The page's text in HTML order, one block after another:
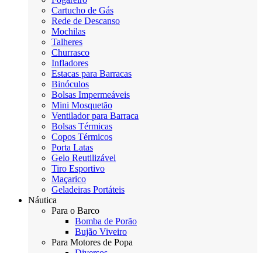
Cartucho de Gás
Rede de Descanso
Mochilas
Talheres
Churrasco
Infladores
Estacas para Barracas
Binóculos
Bolsas Impermeáveis
Mini Mosquetão
Ventilador para Barraca
Bolsas Térmicas
Copos Térmicos
Porta Latas
Gelo Reutilizável
Tiro Esportivo
Maçarico
Geladeiras Portáteis
Náutica
Para o Barco
Bomba de Porão
Bujão Viveiro
Para Motores de Popa